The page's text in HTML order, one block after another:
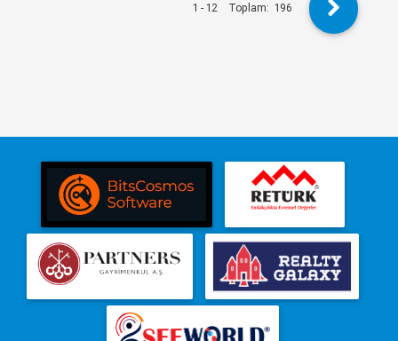
1 - 12 Toplam: 196